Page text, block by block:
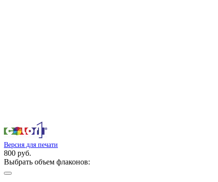
Версия для печати
800 руб.
Выбрать объем флаконов: